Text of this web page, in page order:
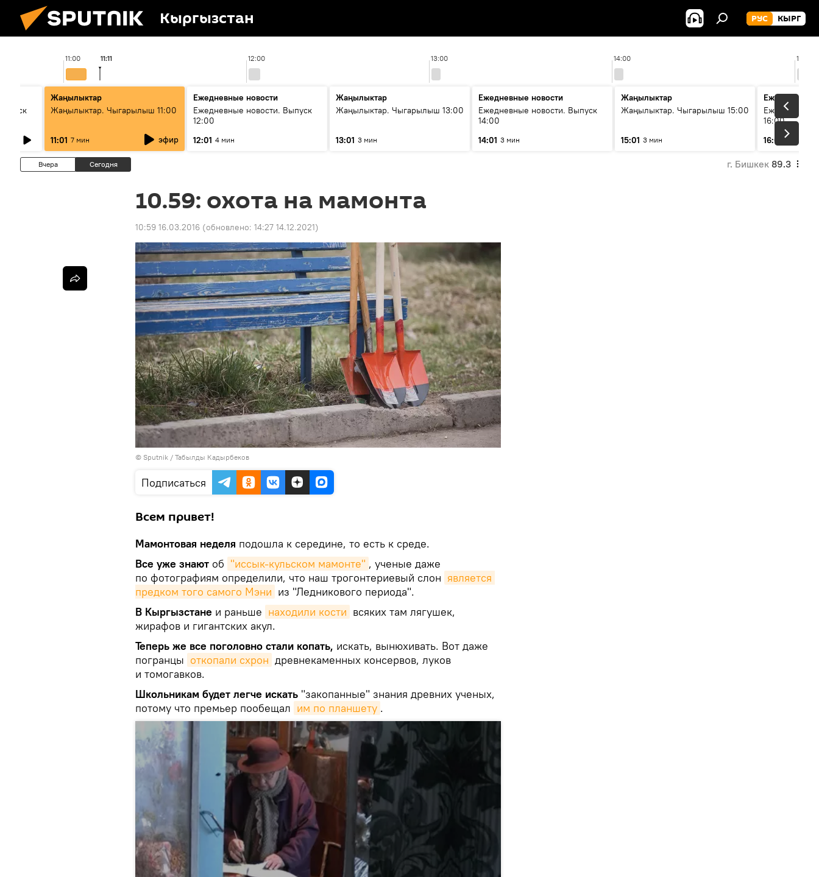
Кыргызстан РУС КЫРГ
11:00 12:00 13:00 14:00 15:00
11:11
Жаңылыктар
Жаңылыктар. Чыгарылыш 11:00
11:01 7 мин эфир
Ежедневные новости
Ежедневные новости. Выпуск
12:00
12:01 4 мин
Жаңылыктар
Жаңылыктар. Чыгарылыш 13:00
13:01 3 мин
Ежедневные новости
Ежедневные новости. Выпуск
14:00
14:01 3 мин
Жаңылыктар
Жаңылыктар. Чыгарылыш 15:00
15:01 3 мин
Ежедневные
Ежедневные
16:00
16:01
3 мин
Вчера Сегодня г. Бишкек 89.3
10.59: охота на мамонта
10:59 16.03.2016 (обновлено: 14:27 14.12.2021)
© Sputnik / Табылды Кадырбеков
Подписаться
Всем привет!
Мамонтовая неделя подошла к середине, то есть к среде.
Все уже знают об "иссык-кульском мамонте" , ученые даже
по фотографиям определили, что наш трогонтериевый слон является
предком того самого Мэни из "Ледникового периода".
В Кыргызстане и раньше находили кости всяких там лягушек,
жирафов и гигантских акул.
Теперь же все поголовно стали копать, искать, вынюхивать. Вот даже
погранцы откопали схрон древнекаменных консервов, луков
и томогавков.
Школьникам будет легче искать "закопанные" знания древних ученых,
потому что премьер пообещал им по планшету .